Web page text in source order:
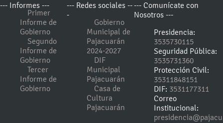
--- Informes ---
Primer
Informe de
Gobierno
Segundo
Informe de
Gobierno
Tercer
Informe de
Gobierno
--- Redes sociales --
-
Gobierno
Municipal de
Pajacuarán
2024-2027
DIF
Municipal
Pajacuarán
Casa de
Cultura
Pajacuarán
--- Comunícate con
Nosotros ---
Presidencia:
3535730115
Seguridad Pública:
3535731360
Protección Civil:
35311848151
DIF: 3531177311
Correo
Institucional: